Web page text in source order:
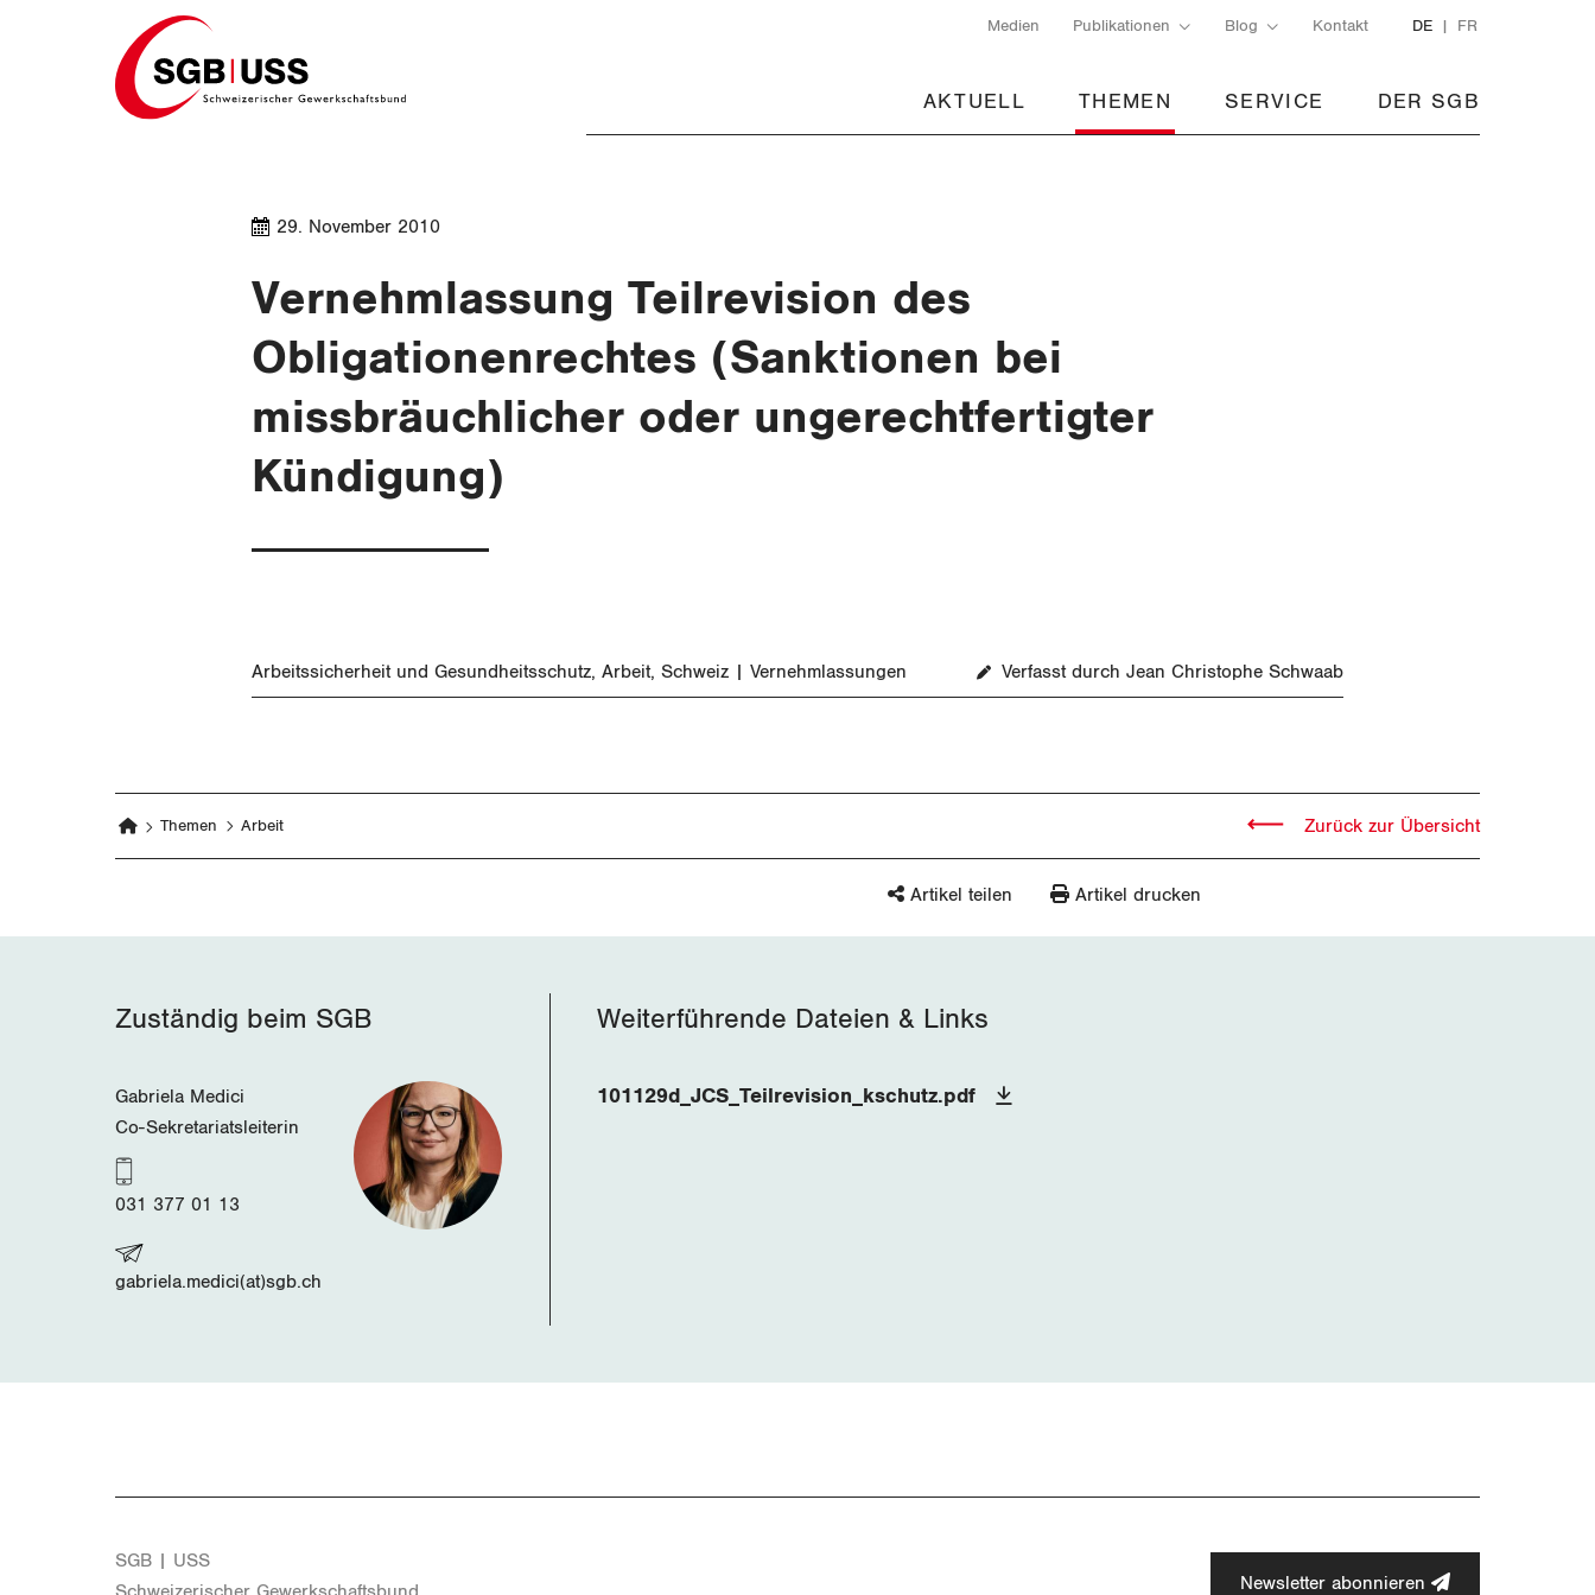
Home Medien Publikationen Blog Kontakt DE FR
AKTUELL THEMEN SERVICE DER SGB
29. November 2010
Vernehmlassung Teilrevision des
Obligationenrechtes (Sanktionen bei
missbräuchlicher oder ungerechtfertigter
Kündigung)
Arbeitssicherheit und Gesundheitsschutz Arbeit Schweiz Vernehmlassungen Verfasst durch Jean Christophe Schwaab
Themen Arbeit Zurück zur Übersicht
Artikel teilen Artikel drucken
Zuständig beim SGB
Gabriela Medici
Co-Sekretariatsleiterin
031 377 01 13
gabriela.medici(at)sgb.ch
Weiterführende Dateien & Links
101129d_JCS_Teilrevision_kschutz.pdf
SGB | USS
Newsletter abonnieren